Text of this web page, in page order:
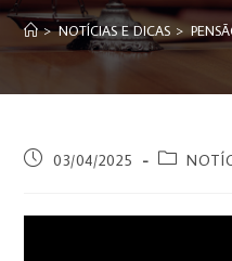
> NOTÍCIAS E DICAS >
03/04/2025